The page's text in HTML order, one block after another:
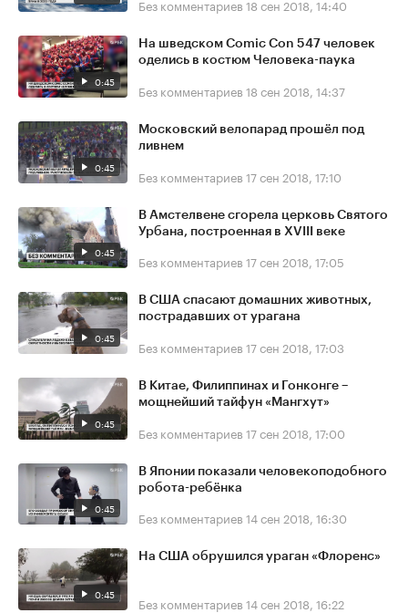
Без комментариев 18 сен 2018, 14:40
0:45
На шведском Comic Con 547 человек
оделись в костюм Человека-паука
Без комментариев 18 сен 2018, 14:37
0:45
Московский велопарад прошёл под
ливнем
Без комментариев 17 сен 2018, 17:10
0:45
В Амстелвене сгорела церковь Святого
Урбана, построенная в XVIII веке
Без комментариев 17 сен 2018, 17:05
0:45
В США спасают домашних животных,
пострадавших от урагана
Без комментариев 17 сен 2018, 17:03
0:45
В Китае, Филиппинах и Гонконге –
мощнейший тайфун «Мангхут»
Без комментариев 17 сен 2018, 17:00
0:45
В Японии показали человекоподобного
робота-ребёнка
Без комментариев 14 сен 2018, 16:30
0:45
На США обрушился ураган «Флоренс»
Без комментариев 14 сен 2018, 16:22